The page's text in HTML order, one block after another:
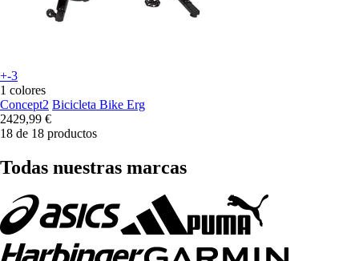
+-3
1 colores
Concept2 Bicicleta Bike Erg
2429,99 €
18 de 18 productos
Todas nuestras marcas